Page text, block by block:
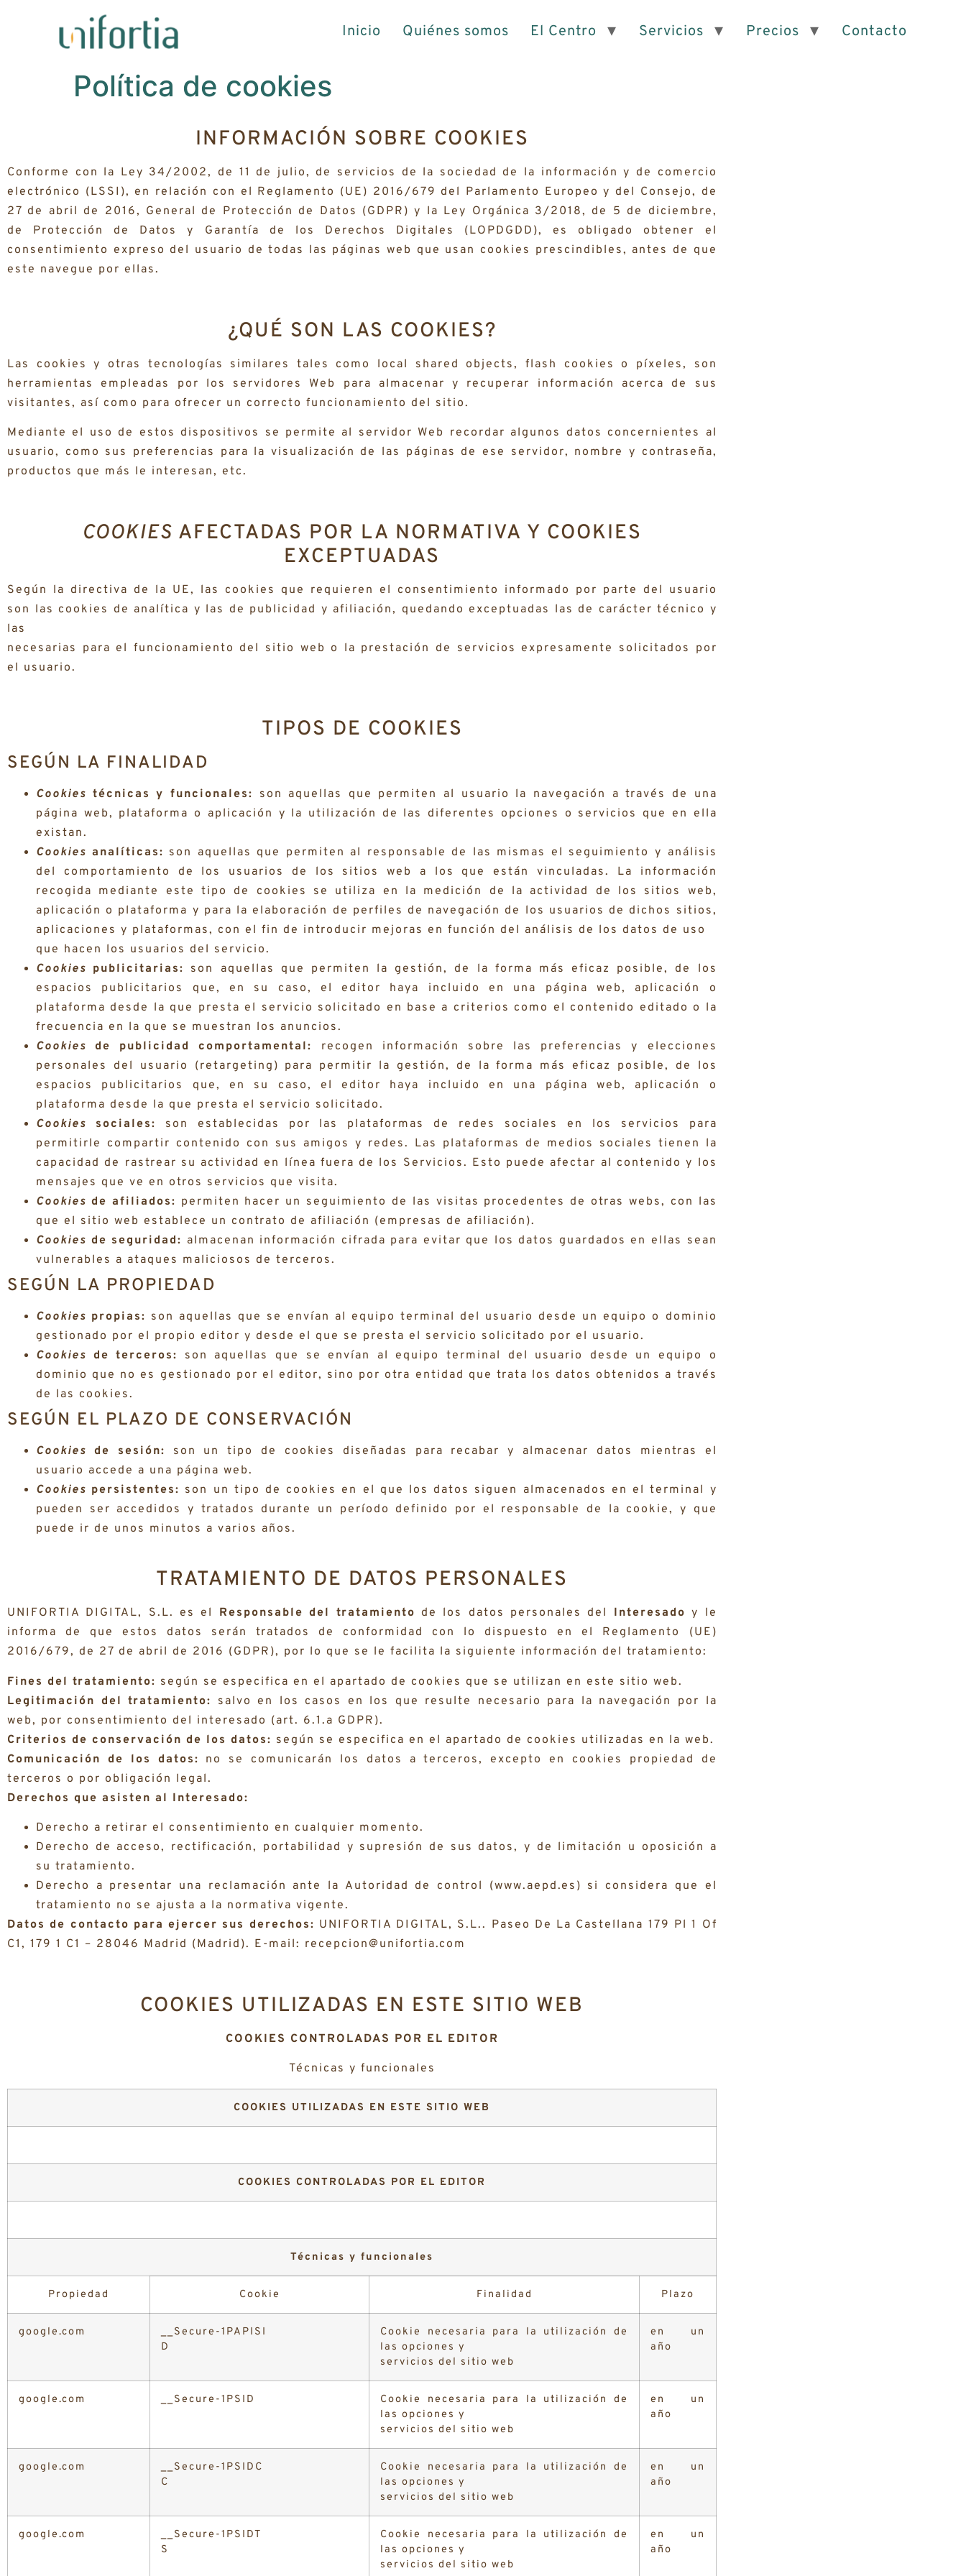
Inicio Quiénes somos El Centro Servicios Precios Contacto
Política de cookies
INFORMACIÓN SOBRE COOKIES
Conforme con la Ley 34/2002, de 11 de julio, de servicios de la sociedad de la información y de comercio
electrónico (LSSI), en relación con el Reglamento (UE) 2016/679 del Parlamento Europeo y del Consejo, de
27 de abril de 2016, General de Protección de Datos (GDPR) y la Ley Orgánica 3/2018, de 5 de diciembre,
de Protección de Datos y Garantía de los Derechos Digitales (LOPDGDD), es obligado obtener el
consentimiento expreso del usuario de todas las páginas web que usan cookies prescindibles, antes de que
este navegue por ellas.
¿QUÉ SON LAS COOKIES?
Las cookies y otras tecnologías similares tales como local shared objects, flash cookies o píxeles, son
herramientas empleadas por los servidores Web para almacenar y recuperar información acerca de sus
visitantes, así como para ofrecer un correcto funcionamiento del sitio.
Mediante el uso de estos dispositivos se permite al servidor Web recordar algunos datos concernientes al
usuario, como sus preferencias para la visualización de las páginas de ese servidor, nombre y contraseña,
productos que más le interesan, etc.
COOKIES AFECTADAS POR LA NORMATIVA Y COOKIES
EXCEPTUADAS
Según la directiva de la UE, las cookies que requieren el consentimiento informado por parte del usuario
son las cookies de analítica y las de publicidad y afiliación, quedando exceptuadas las de carácter técnico y
las
necesarias para el funcionamiento del sitio web o la prestación de servicios expresamente solicitados por
el usuario.
TIPOS DE COOKIES
SEGÚN LA FINALIDAD
Cookies técnicas y funcionales: son aquellas que permiten al usuario la navegación a través de una
página web, plataforma o aplicación y la utilización de las diferentes opciones o servicios que en ella
existan.
Cookies analíticas: son aquellas que permiten al responsable de las mismas el seguimiento y análisis
del comportamiento de los usuarios de los sitios web a los que están vinculadas. La información
recogida mediante este tipo de cookies se utiliza en la medición de la actividad de los sitios web,
aplicación o plataforma y para la elaboración de perfiles de navegación de los usuarios de dichos sitios,
aplicaciones y plataformas, con el fin de introducir mejoras en función del análisis de los datos de uso
que hacen los usuarios del servicio.
Cookies publicitarias: son aquellas que permiten la gestión, de la forma más eficaz posible, de los
espacios publicitarios que, en su caso, el editor haya incluido en una página web, aplicación o
plataforma desde la que presta el servicio solicitado en base a criterios como el contenido editado o la
frecuencia en la que se muestran los anuncios.
Cookies de publicidad comportamental:
recogen información sobre las preferencias y elecciones
personales del usuario (retargeting) para permitir la gestión, de la forma más eficaz posible, de los
espacios publicitarios que, en su caso, el editor haya incluido en una página web, aplicación o
plataforma desde la que presta el servicio solicitado.
Cookies sociales: son establecidas por las plataformas de redes sociales en los servicios para
permitirle compartir contenido con sus amigos y redes. Las plataformas de medios sociales tienen la
capacidad de rastrear su actividad en línea fuera de los Servicios. Esto puede afectar al contenido y los
mensajes que ve en otros servicios que visita.
Cookies de afiliados: permiten hacer un seguimiento de las visitas procedentes de otras webs, con las
que el sitio web establece un contrato de afiliación (empresas de afiliación).
Cookies de seguridad: almacenan información cifrada para evitar que los datos guardados en ellas sean
vulnerables a ataques maliciosos de terceros.
SEGÚN LA PROPIEDAD
Cookies propias: son aquellas que se envían al equipo terminal del usuario desde un equipo o dominio
gestionado por el propio editor y desde el que se presta el servicio solicitado por el usuario.
Cookies de terceros:
son aquellas que se envían al equipo terminal del usuario desde un equipo o
dominio que no es gestionado por el editor, sino por otra entidad que trata los datos obtenidos a través
de las cookies.
SEGÚN EL PLAZO DE CONSERVACIÓN
Cookies de sesión: son un tipo de cookies diseñadas para recabar y almacenar datos mientras el
usuario accede a una página web.
Cookies persistentes: son un tipo de cookies en el que los datos siguen almacenados en el terminal y
pueden ser accedidos y tratados durante un período definido por el responsable de la cookie, y que
puede ir de unos minutos a varios años.
TRATAMIENTO DE DATOS PERSONALES
UNIFORTIA DIGITAL, S.L. es el Responsable del tratamiento de los datos personales del Interesado y le
informa de que estos datos serán tratados de conformidad con lo dispuesto en el Reglamento (UE)
2016/679, de 27 de abril de 2016 (GDPR), por lo que se le facilita la siguiente información del tratamiento:
Fines del tratamiento: según se especifica en el apartado de cookies que se utilizan en este sitio web.
Legitimación del tratamiento: salvo en los casos en los que resulte necesario para la navegación por la
web, por consentimiento del interesado (art. 6.1.a GDPR).
Criterios de conservación de los datos: según se especifica en el apartado de cookies utilizadas en la web.
Comunicación de los datos: no se comunicarán los datos a terceros, excepto en cookies propiedad de
terceros o por obligación legal.
Derechos que asisten al Interesado:
Derecho a retirar el consentimiento en cualquier momento.
Derecho de acceso, rectificación, portabilidad y supresión de sus datos, y de limitación u oposición a
su tratamiento.
Derecho a presentar una reclamación ante la Autoridad de control (www.aepd.es) si considera que el
tratamiento no se ajusta a la normativa vigente.
Datos de contacto para ejercer sus derechos: UNIFORTIA DIGITAL, S.L.. Paseo De La Castellana 179 Pl 1 Of
C1, 179 1 C1 – 28046 Madrid (Madrid). E-mail: recepcion@unifortia.com
COOKIES UTILIZADAS EN ESTE SITIO WEB
COOKIES CONTROLADAS POR EL EDITOR
Técnicas y funcionales
COOKIES UTILIZADAS EN ESTE SITIO WEB
COOKIES CONTROLADAS POR EL EDITOR
Técnicas y funcionales
Propiedad Cookie Finalidad Plazo
google.com
__Secure-1PAPISI
D
Cookie necesaria para la utilización de
las opciones y
servicios del sitio web
en un
año
google.com __Secure-1PSID
Cookie necesaria para la utilización de
las opciones y
servicios del sitio web
en un
año
google.com
__Secure-1PSIDC
C
Cookie necesaria para la utilización de
las opciones y
servicios del sitio web
en un
año
google.com
__Secure-1PSIDT
S
Cookie necesaria para la utilización de
las opciones y
servicios del sitio web
en un
año